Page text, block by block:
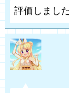
評価しました